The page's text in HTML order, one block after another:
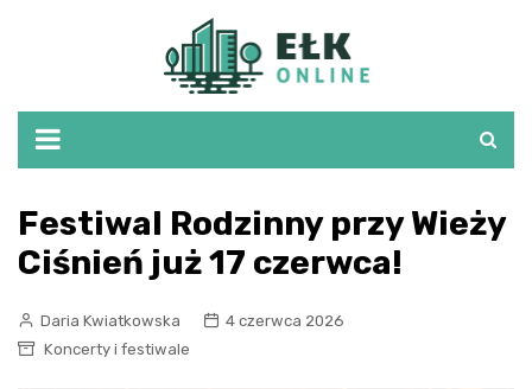
Festiwal Rodzinny przy Wieży
Ciśnień już 17 czerwca!
Daria Kwiatkowska
4 czerwca 2026
Koncerty i festiwale